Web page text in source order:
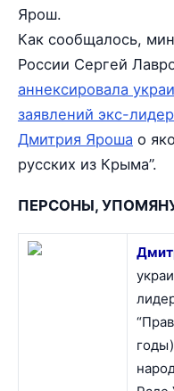
Ярош.
Как сообщалось,
России Сергей
аннексировала
заявлений экс-
Дмитрия Яроша о
русских из Крыма”.
ПЕРСОНЫ,